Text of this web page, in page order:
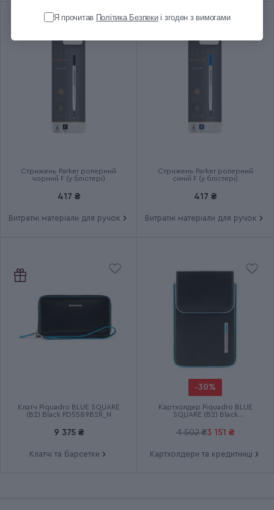
Довжина (см) 13.8
Синій, Чорний
Тип випуску товару Ексклюзивний
Стрижень Parker ролерний
чорний F (у блістері)
417 ₴
Витратні матеріали для ручок
Стрижень Parker ролерний
синій F (у блістері)
417 ₴
Витратні матеріали для ручок
Клатч Piquadro BLUE SQUARE
(B2) Black PD5589B2R_N
9 375 ₴
Клатчі та барсетки
-30%
Картхолдер Piquadro BLUE
SQUARE (B2) Black
4 502 ₴3 151 ₴
Картхолдери та кредитниці
Я прочитав Політика Безпекиі згоден з вимогами